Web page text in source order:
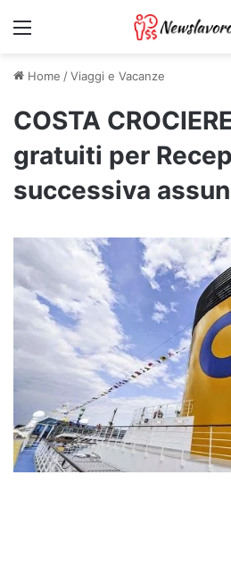
Menu
Home /Viaggi e Vacanze
COSTA
gratuiti per
successiva